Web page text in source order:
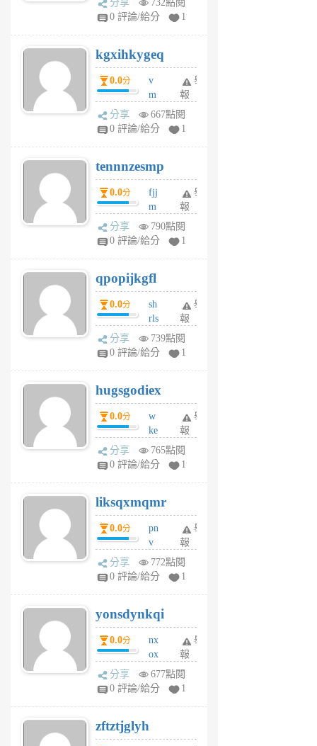
w
6
個
月
前
分享
732點閱
0 評論/給分
1
kgxihkygeq
0.0分
v
m
sg
sr
6
個
月
前
舉
報
分享
667點閱
0 評論/給分
1
tennnzesmp
0.0分
fjj
m
w
rs
6
個
月
前
舉
報
分享
790點閱
0 評論/給分
1
qpopijkgfl
0.0分
sh
rls
k
m
6
個
月
前
舉
報
分享
739點閱
0 評論/給分
1
hugsgodiex
0.0分
w
ke
rv
pj
6
個
月
前
舉
報
分享
765點閱
0 評論/給分
1
liksqxmqmr
0.0分
pn
v
wt
sv
6
個
月
前
舉
報
分享
772點閱
0 評論/給分
1
yonsdynkqi
0.0分
nx
ox
rh
pe
月
舉
報
分享
677點閱
0 評論/給分
1
zftztjglyh